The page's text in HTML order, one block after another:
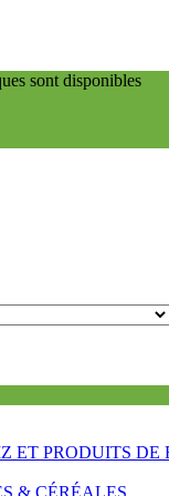
sont disponibles
ET PRODUITS DE
& CÉRÉALES